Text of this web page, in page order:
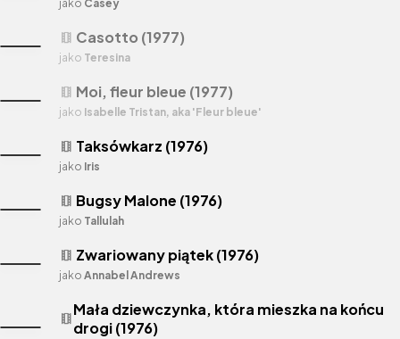
theaters Taksówkarz (1976)
jako Iris
theaters Bugsy Malone (1976)
jako Tallulah
jako Casey
theaters Zwariowany piątek (1976)
jako Annabel Andrews
theatersMała dziewczynka, która mieszka na końcu
drogi (1976)
theaters Casotto (1977)
jako Teresina
theaters Moi, fleur bleue (1977)
jako Isabelle Tristan, aka 'Fleur bleue'